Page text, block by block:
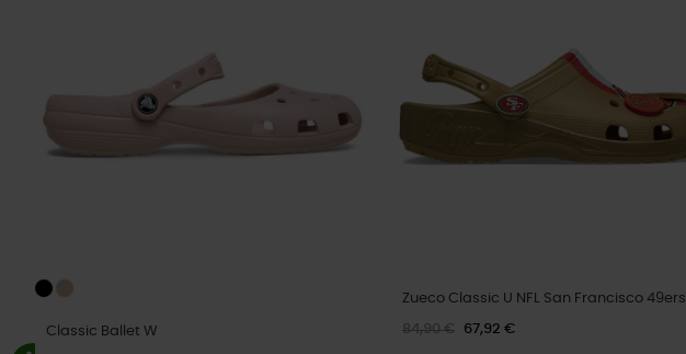
Classic Ballet W
Zueco Classic U NFL San Francisco 49ers
84,90 € 67,92 €